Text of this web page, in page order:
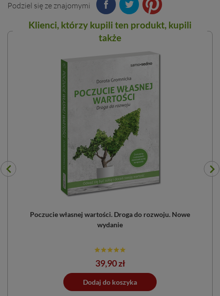
Podziel się ze znajomymi
Klienci, którzy kupili ten produkt, kupili
także
Poczucie własnej wartości. Droga do rozwoju. Nowe
wydanie
Cena
39,90 zł
Dodaj do koszyka